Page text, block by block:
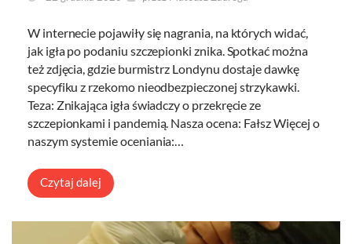
W internecie pojawiły się nagrania, na których widać,
jak igła po podaniu szczepionki znika. Spotkać można
też zdjęcia, gdzie burmistrz Londynu dostaje dawkę
specyfiku z rzekomo nieodbezpieczonej strzykawki.
Teza: Znikająca igła świadczy o przekręcie ze
szczepionkami i pandemią. Nasza ocena: Fałsz Więcej o
naszym systemie oceniania:…
Czytaj dalej